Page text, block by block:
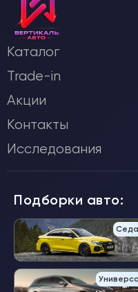
Каталог
Trade-in
Акции
Контакты
Исследования
Подборки авто: